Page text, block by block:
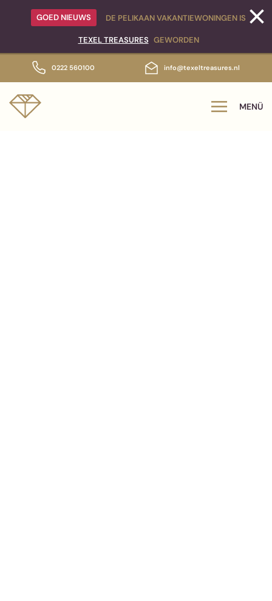
GOED NIEUWS DE PELIKAAN VAKANTIEWONINGEN IS
TEXEL TREASURES GEWORDEN
Zum Hauptinhalt springen
0222 560100 info@texeltreasures.nl
MENÜ